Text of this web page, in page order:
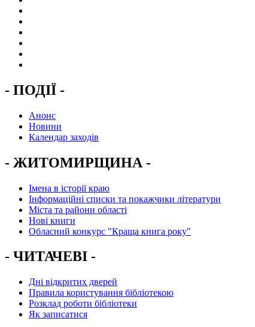
- ПОДІЇ -
Анонс
Новини
Календар заходів
- ЖИТОМИРЩИНА -
Імена в історії краю
Інформаційні списки та покажчики літератури
Міста та райони області
Нові книги
Обласний конкурс "Краща книга року"
- ЧИТАЧЕВІ -
Дні відкритих дверей
Правила користування бібліотекою
Розклад роботи бібліотеки
Як записатися